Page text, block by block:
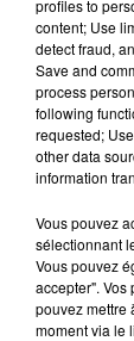
100%
100%
4 décembre
16H36
profiles to
content; Use
detect fraud,
Save and
process
following
requested;
other data
information
Vous pouvez
sélectionnant
Vous pouvez
accepter". Vos
pouvez mettre
moment via le